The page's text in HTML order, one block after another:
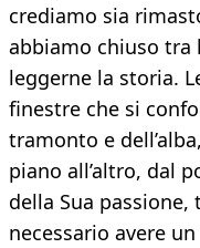
crediamo sia
abbiamo chiuso tra
leggerne la storia.
finestre che si
tramonto e
piano all’altro, dal
della Sua
necessario avere